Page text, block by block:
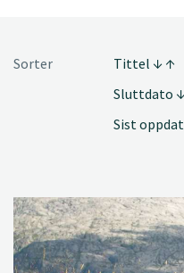
Sorter
Tittel
Sluttdato
Sist